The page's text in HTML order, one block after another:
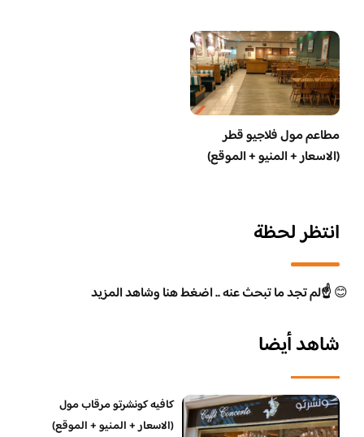
مطاعم مول فلاجيو قطر
(الاسعار + المنيو + الموقع)
انتظر لحظة
😊☝️لم تجد ما تبحث عنه .. اضغط هنا وشاهد المزيد
شاهد أيضا
كافيه كونشرتو مرقاب مول
(الاسعار + المنيو + الموقع)